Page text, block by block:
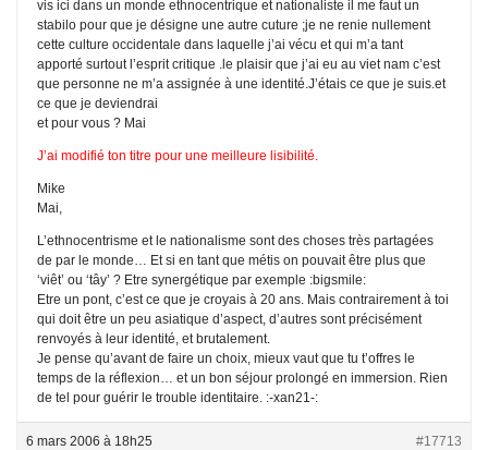
vis ici dans un monde ethnocentrique et nationaliste il me faut un
stabilo pour que je désigne une autre cuture ;je ne renie nullement
cette culture occidentale dans laquelle j’ai vécu et qui m’a tant
apporté surtout l’esprit critique .le plaisir que j’ai eu au viet nam c’est
que personne ne m’a assignée à une identité.J’étais ce que je suis.et
ce que je deviendrai
et pour vous ? Mai
J’ai modifié ton titre pour une meilleure lisibilité.
Mike
Mai,
L’ethnocentrisme et le nationalisme sont des choses très partagées
de par le monde… Et si en tant que métis on pouvait être plus que
‘viêt’ ou ‘tây’ ? Etre synergétique par exemple :bigsmile:
Etre un pont, c’est ce que je croyais à 20 ans. Mais contrairement à toi
qui doit être un peu asiatique d’aspect, d’autres sont précisément
renvoyés à leur identité, et brutalement.
Je pense qu’avant de faire un choix, mieux vaut que tu t’offres le
temps de la réflexion… et un bon séjour prolongé en immersion. Rien
de tel pour guérir le trouble identitaire. :-xan21-:
6 mars 2006 à 18h25 #17713